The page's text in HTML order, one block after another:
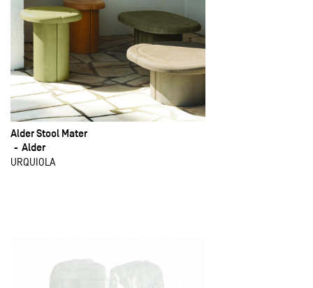
Alder Stool Mater
Alder
URQUIOLA